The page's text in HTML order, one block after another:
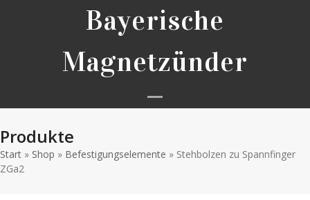
Bayerische
Magnetzünder
Open
menu
Close
menu
Produkte
Start » Shop » Befestigungselemente » Stehbolzen zu Spannfinger
ZGa2